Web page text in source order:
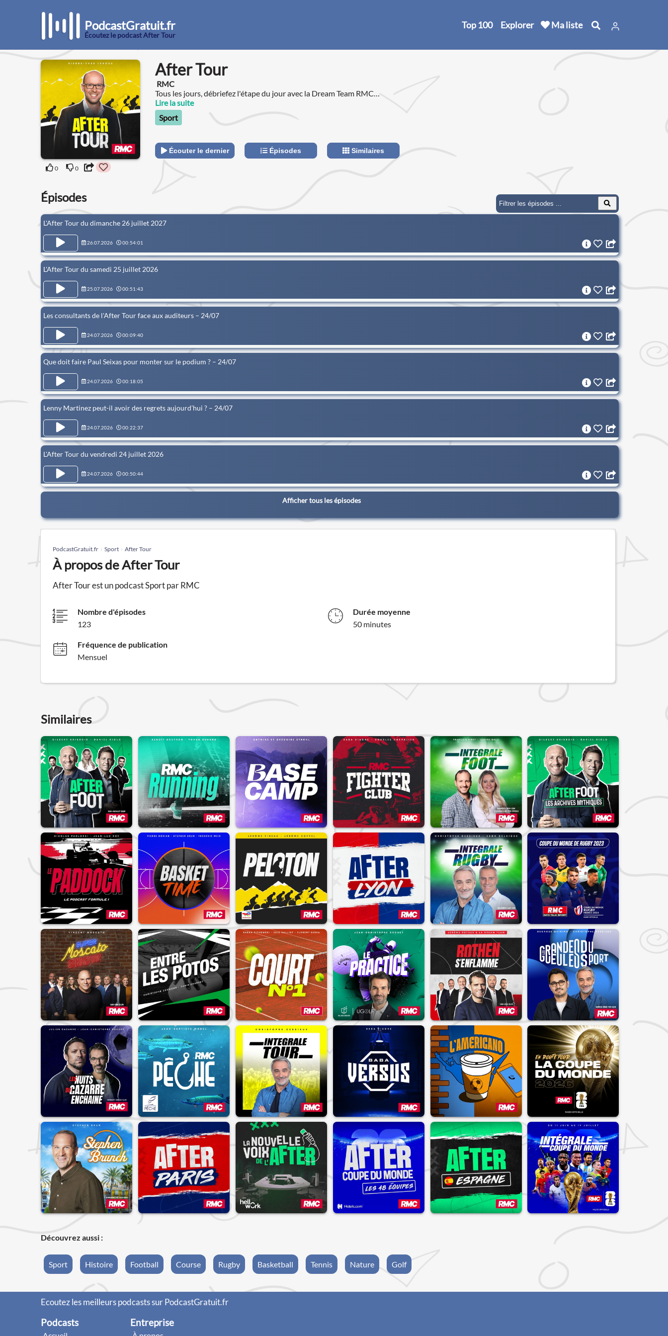
PodcastGratuit.fr
Écoutez le podcast After Tour
Top 100 Explorer Ma liste
0 0
After Tour
RMC
Tous les jours, débriefez l'étape du jour avec la Dream Team RMC
avec notamment Cyrille Guimard et Christophe Cessieux.
Lire la suite
Sport
Écouter le dernier Épisodes Similaires
Épisodes
L'After Tour du dimanche 26 juillet 2027
26.07.2026 00:54:01
L'After Tour du samedi 25 juillet 2026
25.07.2026 00:51:43
Les consultants de l'After Tour face aux auditeurs – 24/07
24.07.2026 00:09:40
Que doit faire Paul Seixas pour monter sur le podium ? – 24/07
24.07.2026 00:18:05
Lenny Martinez peut-il avoir des regrets aujourd’hui ? – 24/07
24.07.2026 00:22:37
L'After Tour du vendredi 24 juillet 2026
24.07.2026 00:50:44
Afficher tous les épisodes
PodcastGratuit.fr Sport After Tour
À propos de After Tour
After Tour est un podcast Sport par RMC
Nombre d'épisodes
123
Durée moyenne
50 minutes
Fréquence de publication
Mensuel
Similaires
Découvrez aussi :
Sport Histoire Football Course Rugby Basketball Tennis Nature Golf
Ecoutez les meilleurs podcasts sur PodcastGratuit.fr
Podcasts Entreprise